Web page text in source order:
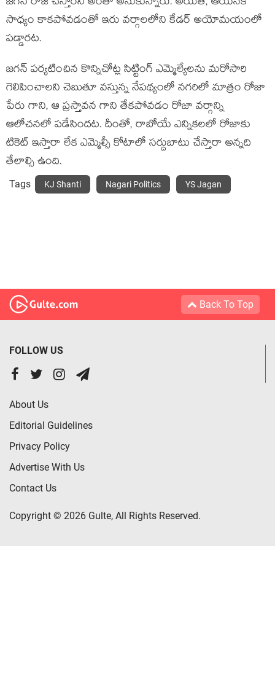
సాధ్యం కాకపోవడంతో ఇరు వర్గాలలోని కేడర్ అయోమయంలో
పడ్డారట.
జగన్ పర్యటించిన కొన్నిచోట్ల సిట్టింగ్ ఎమ్మెల్యేలను మరోసారి
గెలిపించాలని చెబుతూ వస్తున్న నేపథ్యంలో నగరిలో మాత్రం రోజా
పేరు గాని, ఆ ప్రస్తావన గాని తేకపోవడం రోజా వర్గాన్ని
ఆలోచనలో పడేసిందట. దీంతో, రాబోయే ఎన్నికలలో రోజాకు
టికెట్ ఇస్తారా లేక ఎమ్మెల్సీ కోటాలో సర్దుబాటు చేస్తారా అన్నది
తేలాల్సి ఉంది.
Tags KJ Shanti Nagari Politics YS Jagan
Back To Top
FOLLOW US
About Us
Editorial Guidelines
Privacy Policy
Advertise With Us
Contact Us
Copyright © 2026 Gulte, All Rights Reserved.